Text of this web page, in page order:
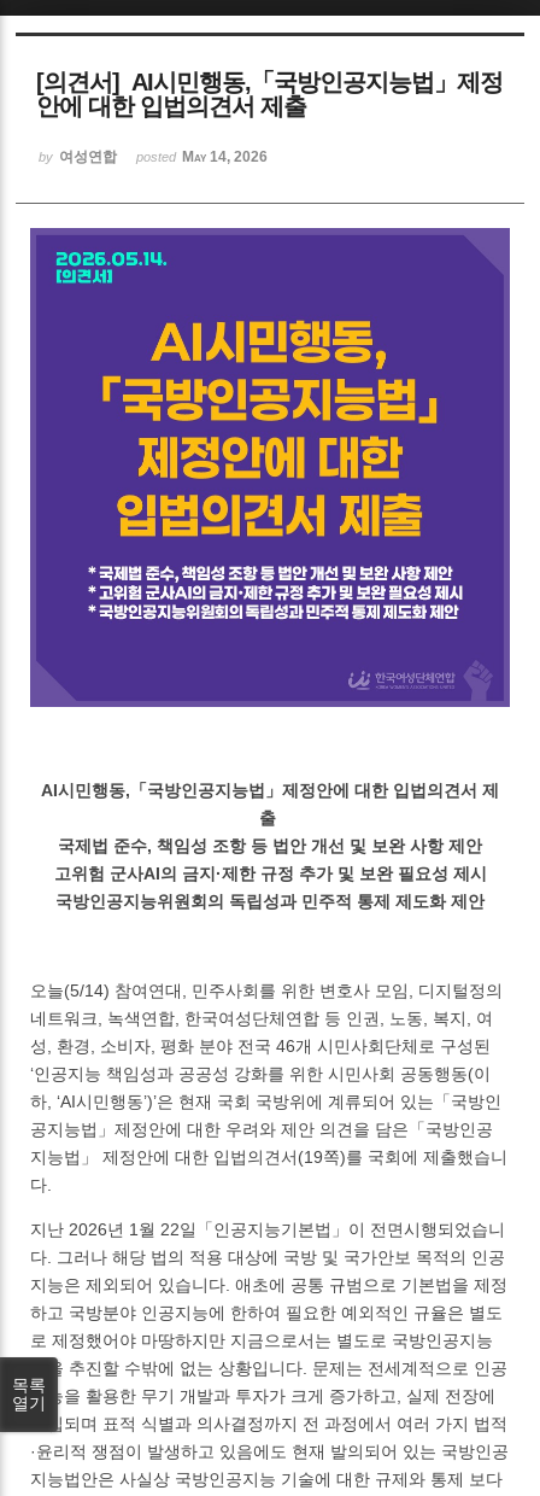
[의견서] AI시민행동,「국방인공지능법」제정
안에 대한 입법의견서 제출
by 여성연합 posted May 14, 2026
AI시민행동,「국방인공지능법」제정안에 대한 입법의견서 제
출
국제법 준수, 책임성 조항 등 법안 개선 및 보완 사항 제안
고위험 군사AI의 금지·제한 규정 추가 및 보완 필요성 제시
국방인공지능위원회의 독립성과 민주적 통제 제도화 제안
오늘(5/14) 참여연대, 민주사회를 위한 변호사 모임, 디지털정의
네트워크, 녹색연합, 한국여성단체연합 등 인권, 노동, 복지, 여
성, 환경, 소비자, 평화 분야 전국 46개 시민사회단체로 구성된
‘인공지능 책임성과 공공성 강화를 위한 시민사회 공동행동(이
하, ‘AI시민행동’)’은 현재 국회 국방위에 계류되어 있는「국방인
공지능법」제정안에 대한 우려와 제안 의견을 담은「국방인공
지능법」 제정안에 대한 입법의견서(19쪽)를 국회에 제출했습니
다.
지난 2026년 1월 22일「인공지능기본법」이 전면시행되었습니
다. 그러나 해당 법의 적용 대상에 국방 및 국가안보 목적의 인공
지능은 제외되어 있습니다. 애초에 공통 규범으로 기본법을 제정
하고 국방분야 인공지능에 한하여 필요한 예외적인 규율은 별도
로 제정했어야 마땅하지만 지금으로서는 별도로 국방인공지능
법을 추진할 수밖에 없는 상황입니다. 문제는 전세계적으로 인공
지능을 활용한 무기 개발과 투자가 크게 증가하고, 실제 전장에
투입되며 표적 식별과 의사결정까지 전 과정에서 여러 가지 법적
·윤리적 쟁점이 발생하고 있음에도 현재 발의되어 있는 국방인공
지능법안은 사실상 국방인공지능 기술에 대한 규제와 통제 보다
목록
열기
Sketchbook5, 스케치북5
Sketchbook5, 스케치북5